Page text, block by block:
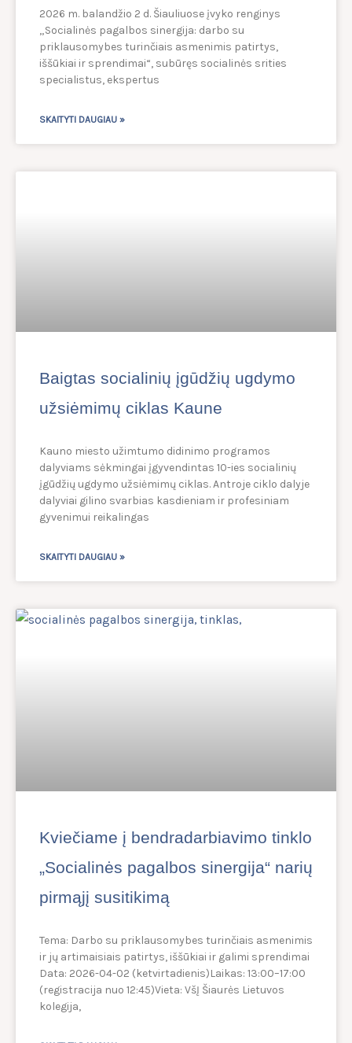
2026 m. balandžio 2 d. Šiauliuose įvyko renginys
„Socialinės pagalbos sinergija: darbo su
priklausomybes turinčiais asmenimis patirtys,
iššūkiai ir sprendimai“, subūręs socialinės srities
specialistus, ekspertus
SKAITYTI DAUGIAU »
Baigtas socialinių įgūdžių ugdymo
užsiėmimų ciklas Kaune
Kauno miesto užimtumo didinimo programos
dalyviams sėkmingai įgyvendintas 10-ies socialinių
įgūdžių ugdymo užsiėmimų ciklas. Antroje ciklo dalyje
dalyviai gilino svarbias kasdieniam ir profesiniam
gyvenimui reikalingas
SKAITYTI DAUGIAU »
Kviečiame į bendradarbiavimo tinklo
„Socialinės pagalbos sinergija“ narių
pirmąjį susitikimą
Tema: Darbo su priklausomybes turinčiais asmenimis
ir jų artimaisiais patirtys, iššūkiai ir galimi sprendimai
Data: 2026-04-02 (ketvirtadienis)Laikas: 13:00–17:00
(registracija nuo 12:45)Vieta: VšĮ Šiaurės Lietuvos
kolegija,